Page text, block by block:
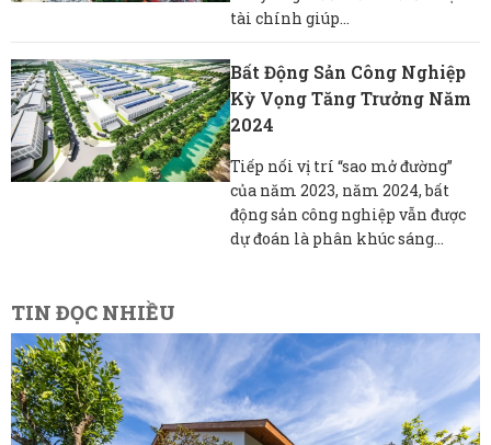
tài chính giúp...
Bất Động Sản Công Nghiệp
Kỳ Vọng Tăng Trưởng Năm
2024
Tiếp nối vị trí “sao mở đường”
của năm 2023, năm 2024, bất
động sản công nghiệp vẫn được
dự đoán là phân khúc sáng...
TIN ĐỌC NHIỀU